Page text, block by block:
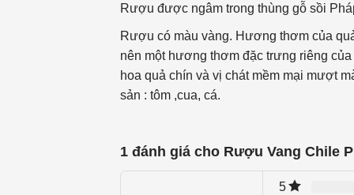
Rượu được ngâm trong thùng gỗ sồi
Rượu có màu vàng. Hương thơm của
nên một hương thơm đặc trưng riêng
hoa quả chín và vị chát mềm mại mượt
sản : tôm ,cua, cá.
1 đánh giá cho Rượu Vang Chile
5